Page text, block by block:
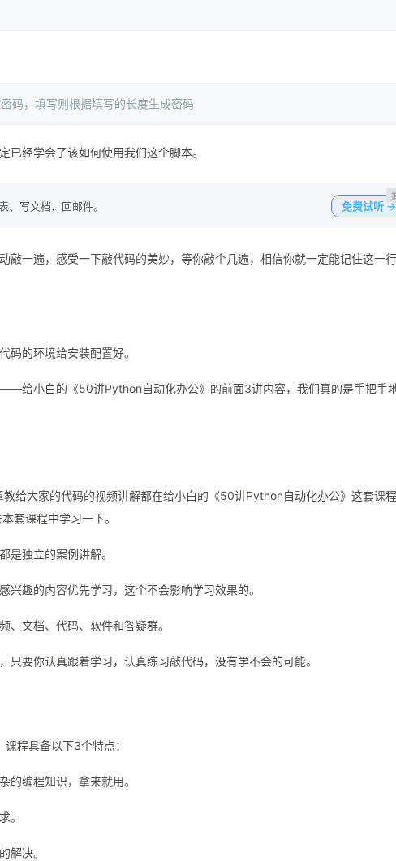
码，填写则根据填写的长度生成密码
已经学会了该如何使用我们这个脚本。
、写文档、回邮件。 免费试听 →
敲一遍，感受一下敲代码的美妙，等你敲个几遍，相信你就一定能记住这一
码的环境给安装配置好。
给小白的《50讲Python自动化办公》的前面3讲内容，我们真的是手把手
给大家的代码的视频讲解都在给小白的《50讲Python自动化办公》这套课
套课程中学习一下。
是独立的案例讲解。
趣的内容优先学习，这个不会影响学习效果的。
、文档、代码、软件和答疑群。
只要你认真跟着学习，认真练习敲代码，没有学不会的可能。
程具备以下3个特点：
的编程知识，拿来就用。
。
解决。